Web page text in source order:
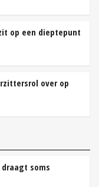
op een dieptepunt
over op
draagt soms